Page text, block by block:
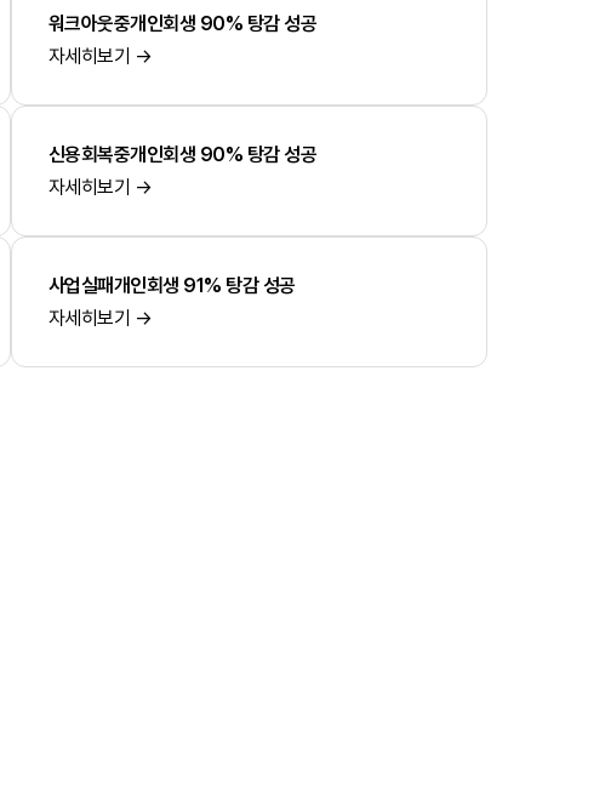
워크아웃중개인회생 90% 탕감 성공
자세히보기 →
신용회복중개인회생 90% 탕감 성공
자세히보기 →
사업실패개인회생 91% 탕감 성공
자세히보기 →